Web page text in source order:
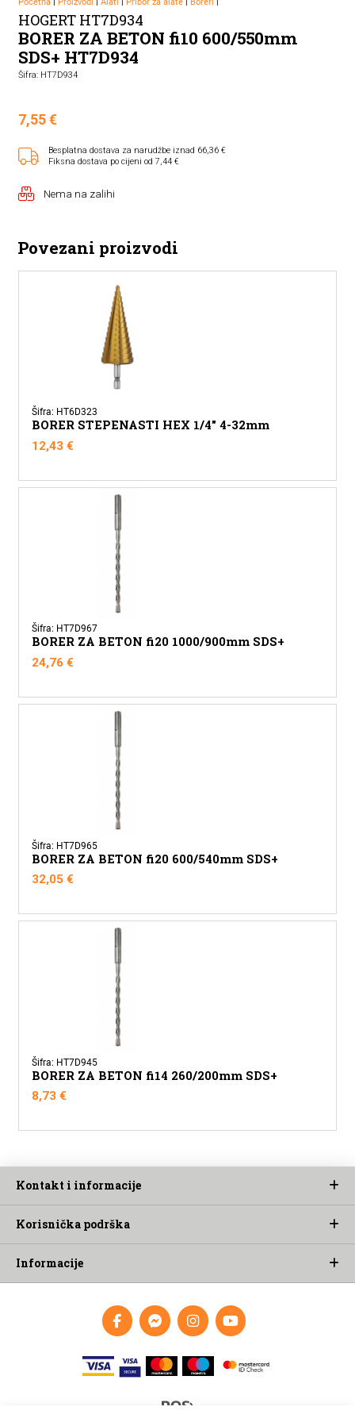
HOGERT HT7D934
BORER ZA BETON fi10 600/550mm
SDS+ HT7D934
Šifra: HT7D934
7,55€
Besplatna dostava za narudžbe iznad 66,36 €
Fiksna dostava po cijeni od 7,44 €
Nema na zalihi
Povezani proizvodi
Šifra: HT6D323
BORER STEPENASTI HEX 1/4" 4-32mm
12,43€
Šifra: HT7D967
BORER ZA BETON fi20 1000/900mm SDS+
24,76€
Šifra: HT7D965
BORER ZA BETON fi20 600/540mm SDS+
32,05€
Šifra: HT7D945
BORER ZA BETON fi14 260/200mm SDS+
8,73€
Kontakt i informacije
Korisnička podrška
Informacije